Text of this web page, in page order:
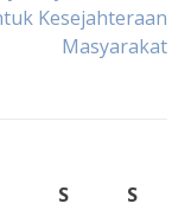
Kesejahteraan
Masyarakat
S
S